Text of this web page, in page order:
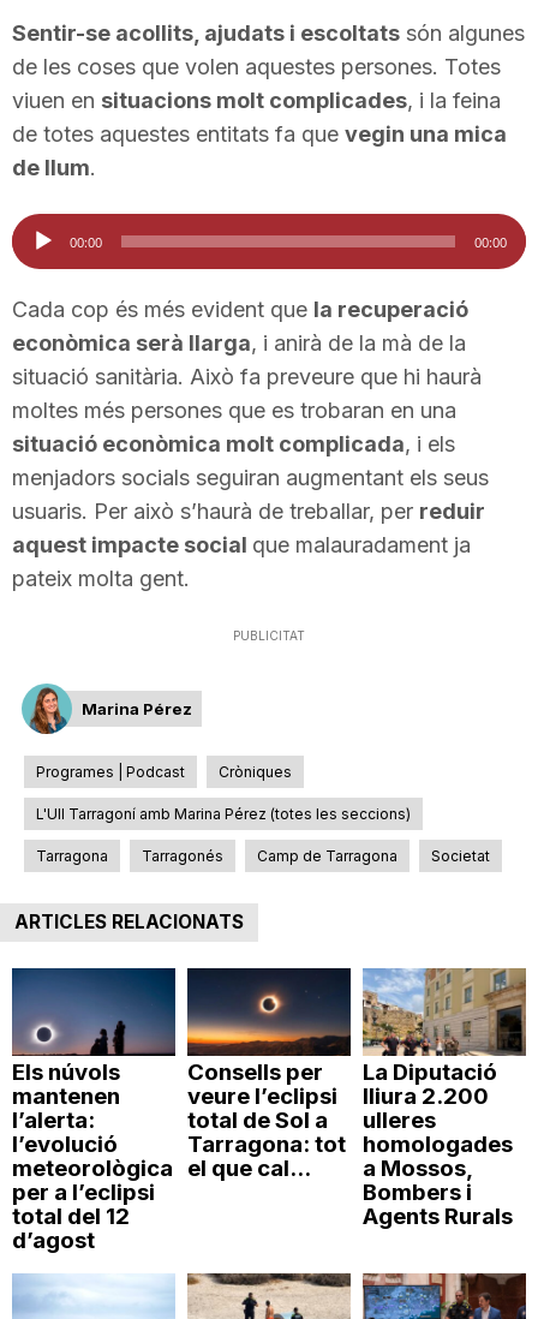
Sentir-se acollits, ajudats i escoltats són algunes
de les coses que volen aquestes persones. Totes
viuen en situacions molt complicades, i la feina
de totes aquestes entitats fa que vegin una mica
de llum.
Reproductor
d'àudio
00:00 00:00
Cada cop és més evident que la recuperació
econòmica serà llarga, i anirà de la mà de la
situació sanitària. Això fa preveure que hi haurà
moltes més persones que es trobaran en una
situació econòmica molt complicada, i els
menjadors socials seguiran augmentant els seus
usuaris. Per això s’haurà de treballar, per reduir
aquest impacte social que malauradament ja
pateix molta gent.
PUBLICITAT
Marina Pérez
Programes | Podcast Cròniques
L'Ull Tarragoní amb Marina Pérez (totes les seccions)
Tarragona Tarragonés Camp de Tarragona Societat
ARTICLES RELACIONATS
Els núvols
mantenen
l’alerta:
l’evolució
meteorològica
per a l’eclipsi
total del 12
d’agost
Consells per
veure l’eclipsi
total de Sol a
Tarragona: tot
el que cal...
La Diputació
lliura 2.200
ulleres
homologades
a Mossos,
Bombers i
Agents Rurals